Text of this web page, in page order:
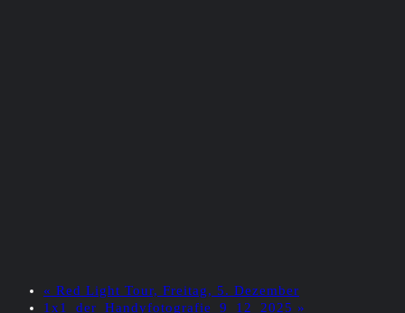
« Red Light Tour, Freitag, 5. Dezember
1x1_der_Handyfotografie_9_12_2025 »